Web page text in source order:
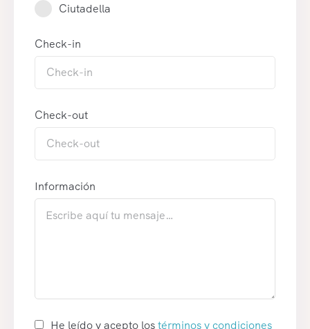
Ciutadella
Check-in
Check-out
Información
He leído y acepto lostérminos y condiciones